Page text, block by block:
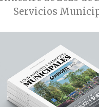
Servicios